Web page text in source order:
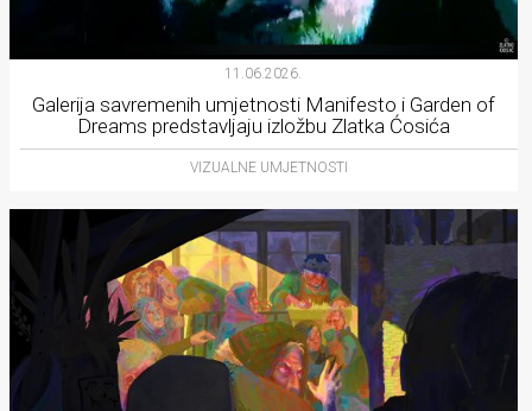
11.06.2026.
Galerija savremenih umjetnosti Manifesto i Garden of
Dreams predstavljaju izložbu Zlatka Ćosića
VIZUALNE UMJETNOSTI